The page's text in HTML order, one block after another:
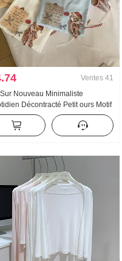
Ventes 41
Sur Nouveau Minimaliste
Décontracté Petit ours Motif
papillon Ample Niche Manches
T-shirt Style coréen Tricoté